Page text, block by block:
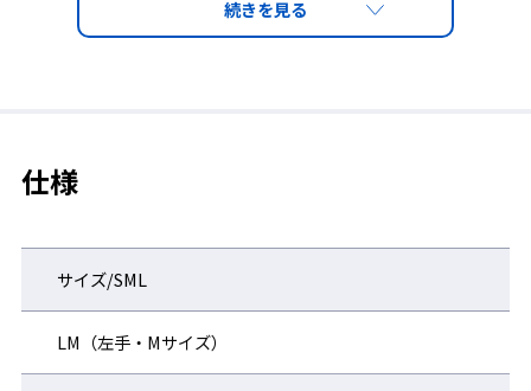
らを保護すると同時に自由に指を使うことができます。
■このIMPACTOは通常の作業手袋の下にも着用できます。
仕様
サイズ/SML
LM（左手・Mサイズ）